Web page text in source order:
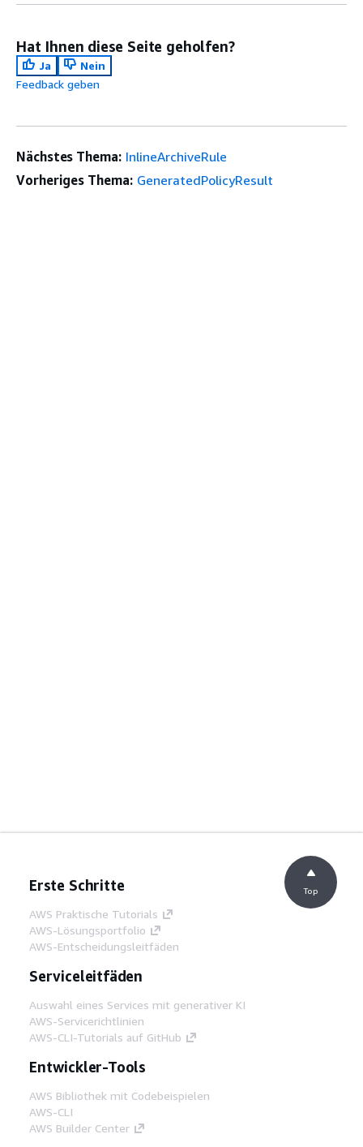
Hat Ihnen diese Seite geholfen?
Ja
Nein
Feedback geben
Nächstes Thema: InlineArchiveRule
Vorheriges Thema: GeneratedPolicyResult
Erste Schritte
AWS Praktische Tutorials
AWS-Lösungsportfolio
AWS-Entscheidungsleitfäden
Serviceleitfäden
Auswahl eines Services mit generativer KI
AWS-Servicerichtlinien
AWS-CLI-Tutorials auf GitHub
Entwickler-Tools
AWS Bibliothek mit Codebeispielen
AWS-CLI
AWS Builder Center
Top